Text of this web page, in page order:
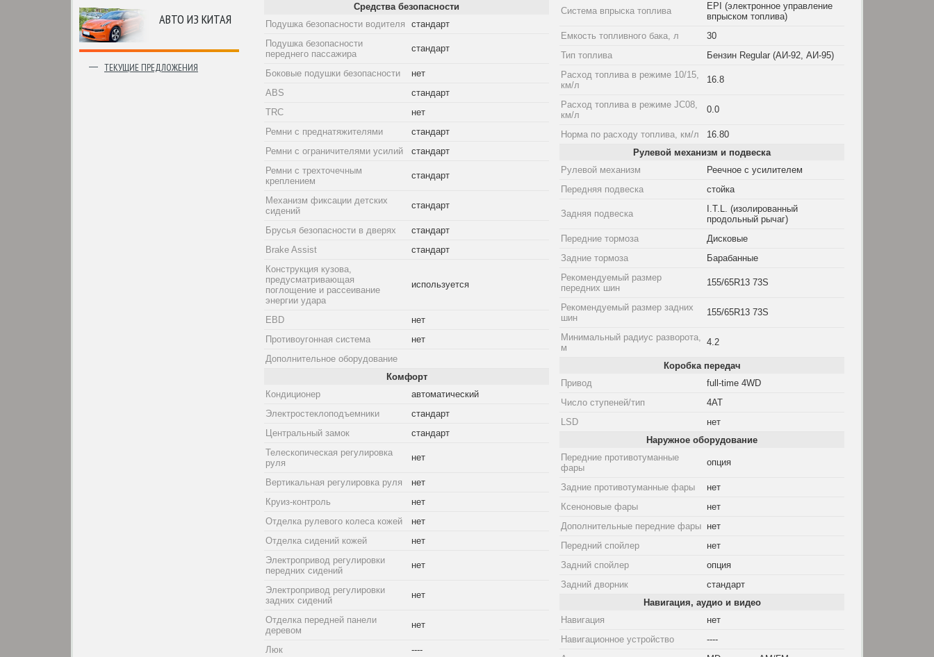
АВТО ИЗ КИТАЯ
ТЕКУЩИЕ ПРЕДЛОЖЕНИЯ
Средства безопасности
Подушка безопасности водителя
стандарт
Подушка безопасности
переднего пассажира
стандарт
Боковые подушки безопасности
нет
ABS
стандарт
TRC
нет
Ремни с преднатяжителями
стандарт
Ремни с ограничителями усилий
стандарт
Ремни с трехточечным
креплением
стандарт
Механизм фиксации детских
сидений
стандарт
Брусья безопасности в дверях
стандарт
Brake Assist
стандарт
Конструкция кузова,
предусматривающая
поглощение и рассеивание
энергии удара
используется
EBD
нет
Противоугонная система
нет
Дополнительное оборудование
Комфорт
Кондиционер
автоматический
Электростеклоподъемники
стандарт
Центральный замок
стандарт
Телескопическая регулировка
руля
нет
Вертикальная регулировка руля
нет
Круиз-контроль
нет
Отделка рулевого колеса кожей
нет
Отделка сидений кожей
нет
Электропривод регулировки
передних сидений
нет
Электропривод регулировки
задних сидений
нет
Отделка передней панели
деревом
нет
Люк ----
Система впрыска топлива
EPI (электронное управление
впрыском топлива)
Емкость топливного бака, л
30
Тип топлива
Бензин Regular (АИ-92, АИ-95)
Расход топлива в режиме 10/15,
км/л
16.8
Расход топлива в режиме JC08,
км/л
0.0
Норма по расходу топлива, км/л
16.80
Рулевой механизм и подвеска
Рулевой механизм
Реечное с усилителем
Передняя подвеска
стойка
Задняя подвеска
I.T.L. (изолированный
продольный рычаг)
Передние тормоза
Дисковые
Задние тормоза
Барабанные
Рекомендуемый размер
передних шин
155/65R13 73S
Рекомендуемый размер задних
шин
155/65R13 73S
Минимальный радиус разворота,
м
4.2
Коробка передач
Привод
full-time 4WD
Число ступеней/тип
4AT
LSD
нет
Наружное оборудование
Передние противотуманные
фары
опция
Задние противотуманные фары
нет
Ксеноновые фары
нет
Дополнительные передние фары нет
Передний спойлер
нет
Задний спойлер
опция
Задний дворник
стандарт
Навигация, аудио и видео
Навигация
нет
Навигационное устройство
----